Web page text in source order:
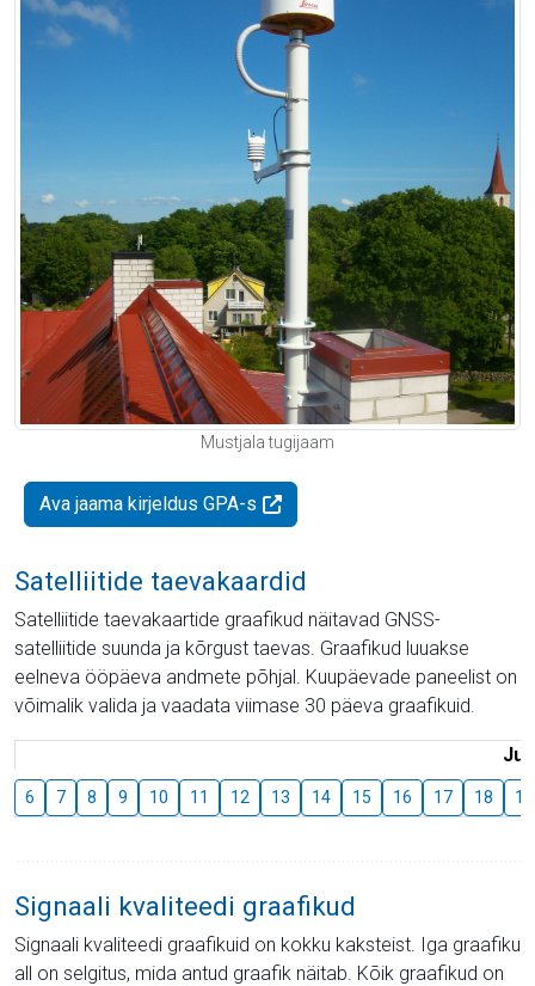
Mustjala tugijaam
Ava jaama kirjeldus GPA-s
Satelliitide taevakaardid
Satelliitide taevakaartide graafikud näitavad GNSS-
satelliitide suunda ja kõrgust taevas. Graafikud luuakse
eelneva ööpäeva andmete põhjal. Kuupäevade paneelist on
võimalik valida ja vaadata viimase 30 päeva graafikuid.
6 7 8 9 10 11 12 13 14 15 16 17 18 19
Signaali kvaliteedi graafikud
Signaali kvaliteedi graafikuid on kokku kaksteist. Iga graafiku
all on selgitus, mida antud graafik näitab. Kõik graafikud on